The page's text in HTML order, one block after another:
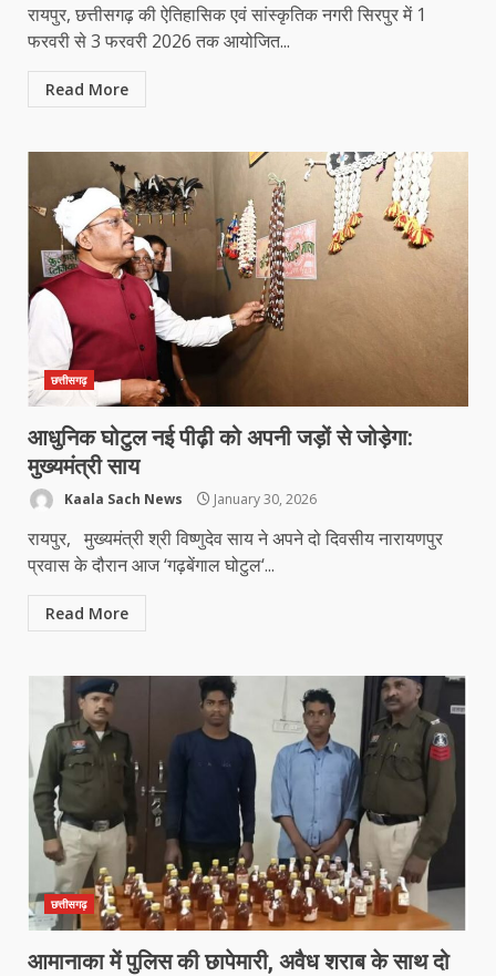
रायपुर, छत्तीसगढ़ की ऐतिहासिक एवं सांस्कृतिक नगरी सिरपुर में 1
फरवरी से 3 फरवरी 2026 तक आयोजित...
Read More
छत्तीसगढ़
आधुनिक घोटुल नई पीढ़ी को अपनी जड़ों से जोड़ेगा:
मुख्यमंत्री साय
Kaala Sach News January 30, 2026
रायपुर, मुख्यमंत्री श्री विष्णुदेव साय ने अपने दो दिवसीय नारायणपुर
प्रवास के दौरान आज ‘गढ़बेंगाल घोटुल‘...
Read More
छत्तीसगढ़
आमानाका में पुलिस की छापेमारी, अवैध शराब के साथ दो